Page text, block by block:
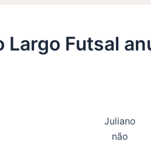
Futsal
Juliano
não